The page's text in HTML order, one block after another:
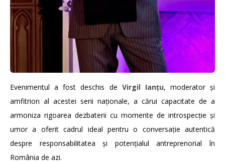
Evenimentul a fost deschis de Virgil Ianțu, moderator și
amfitrion al acestei serii naționale, a cărui capacitate de a
armoniza rigoarea dezbaterii cu momente de introspecție și
umor a oferit cadrul ideal pentru o conversație autentică
despre responsabilitatea și potențialul antreprenorial în
România de azi.